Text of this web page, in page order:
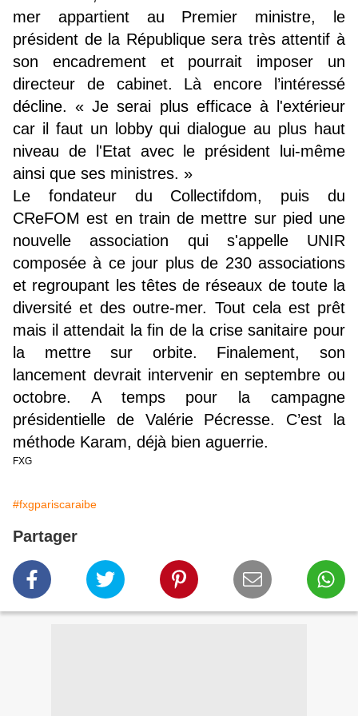
mer appartient au Premier ministre, le
président de la République sera très attentif à
son encadrement et pourrait imposer un
directeur de cabinet. Là encore l’intéressé
décline. « Je serai plus efficace à l'extérieur
car il faut un lobby qui dialogue au plus haut
niveau de l'Etat avec le président lui-même
ainsi que ses ministres. »
Le fondateur du Collectifdom, puis du
CReFOM est en train de mettre sur pied une
nouvelle association qui s'appelle UNIR
composée à ce jour plus de 230 associations
et regroupant les têtes de réseaux de toute la
diversité et des outre-mer. Tout cela est prêt
mais il attendait la fin de la crise sanitaire pour
la mettre sur orbite. Finalement, son
lancement devrait intervenir en septembre ou
octobre. A temps pour la campagne
présidentielle de Valérie Pécresse. C’est la
méthode Karam, déjà bien aguerrie.
FXG
#fxgpariscaraibe
Partager